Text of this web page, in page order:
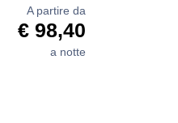
A partire da
€ 98,40
a notte